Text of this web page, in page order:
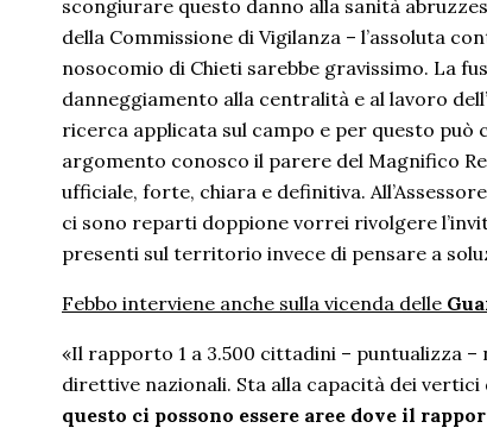
scongiurare questo danno alla sanità
della Commissione di Vigilanza – l’assoluta
nosocomio di Chieti sarebbe gravissimo. La
danneggiamento alla centralità e al lavoro
ricerca applicata sul campo e per questo può
argomento conosco il parere del Magnifico
ufficiale, forte, chiara e definitiva.
ci sono reparti doppione vorrei rivolgere
presenti sul territorio invece di pensare a
Febbo interviene anche sulla vicenda delle
«Il rapporto 1 a 3.500 cittadini – puntualizza
direttive nazionali. Sta alla capacità dei
questo ci possono essere aree dove il